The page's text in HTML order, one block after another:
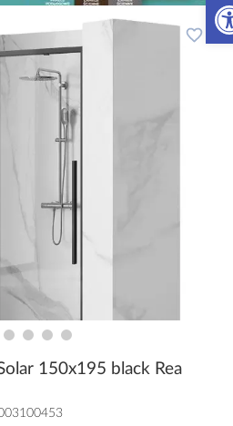
150x195 black Rea